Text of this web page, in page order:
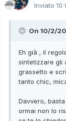
Inviato 10
On 10/2/
Eh già , il
sintetizzare gli
grassetto e
tanto chic,
Davvero,
ormai non lo